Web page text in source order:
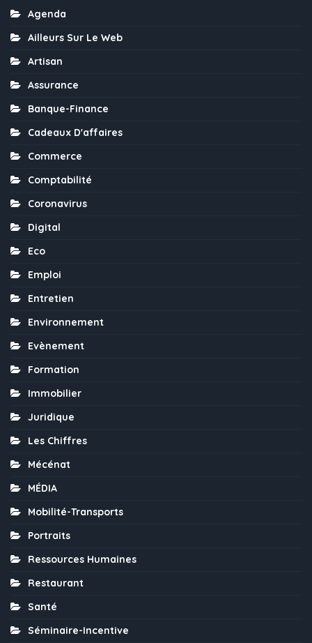
Agenda
Ailleurs Sur Le Web
Artisan
Assurance
Banque-Finance
Cadeaux D'affaires
Commerce
Comptabilité
Coronavirus
Digital
Eco
Emploi
Entretien
Environnement
Evènement
Formation
Immobilier
Juridique
Les Chiffres
Mécénat
MÉDIA
Mobilité-Transports
Portraits
Ressources Humaines
Restaurant
Santé
Séminaire-Incentive